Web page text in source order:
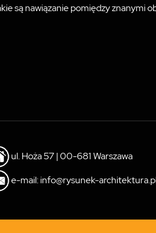
są nawiązanie pomiędzy
ul. Hoża 57 | 00-681 Warszawa
e-mail: info@rysunek-